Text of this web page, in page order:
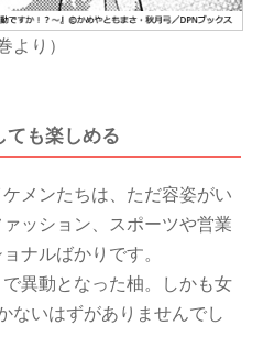
より）
ても楽しめる
メンたちは、ただ容姿がい
ッション、スポーツや営業
ナルばかりです。
異動となった柚。しかも女
ないはずがありませんでし